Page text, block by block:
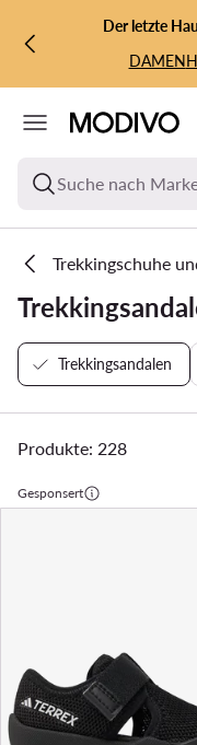
ZUM HAUPTINHALT
ZUR SUCHEDer letzte
DAMEN
Suche nach
Trekkingschuhe
Trekkingsandalen
Produkte: 228
Gesponsert